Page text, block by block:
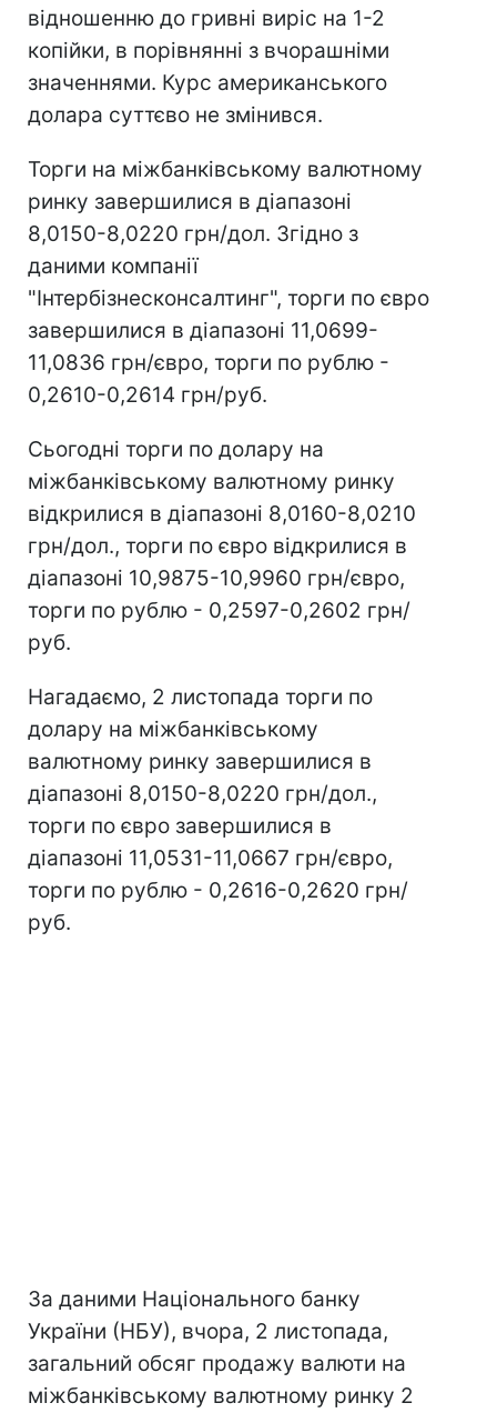
відношенню до гривні виріс на 1-2
копійки, в порівнянні з вчорашніми
значеннями. Курс американського
долара суттєво не змінився.
Торги на міжбанківському валютному
ринку завершилися в діапазоні
8,0150-8,0220 грн/дол. Згідно з
даними компанії
"Інтербізнесконсалтинг", торги по євро
завершилися в діапазоні 11,0699-
11,0836 грн/євро, торги по рублю -
0,2610-0,2614 грн/руб.
Сьогодні торги по долару на
міжбанківському валютному ринку
відкрилися в діапазоні 8,0160-8,0210
грн/дол., торги по євро відкрилися в
діапазоні 10,9875-10,9960 грн/євро,
торги по рублю - 0,2597-0,2602 грн/
руб.
Нагадаємо, 2 листопада торги по
долару на міжбанківському
валютному ринку завершилися в
діапазоні 8,0150-8,0220 грн/дол.,
торги по євро завершилися в
діапазоні 11,0531-11,0667 грн/євро,
торги по рублю - 0,2616-0,2620 грн/
руб.
За даними Національного банку
України (НБУ), вчора, 2 листопада,
загальний обсяг продажу валюти на
міжбанківському валютному ринку 2